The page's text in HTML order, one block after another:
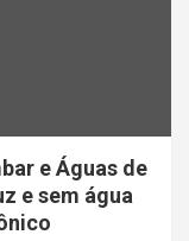
e Águas de
e sem água